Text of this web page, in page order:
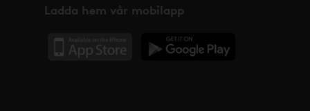
Ladda hem vår mobilapp